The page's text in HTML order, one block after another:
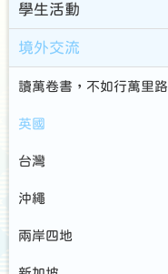
學生活動
境外交流
讀萬卷書，不如行萬里路
英國
台灣
沖繩
兩岸四地